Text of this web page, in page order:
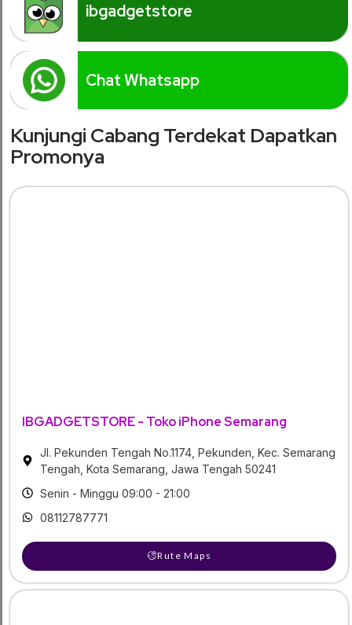
ibgadgetstore
Chat Whatsapp
Kunjungi Cabang Terdekat Dapatkan
Promonya
IBGADGETSTORE - Toko iPhone Semarang
Jl. Pekunden Tengah No.1174, Pekunden, Kec. Semarang
Tengah, Kota Semarang, Jawa Tengah 50241
Senin - Minggu 09:00 - 21:00
08112787771
Rute Maps